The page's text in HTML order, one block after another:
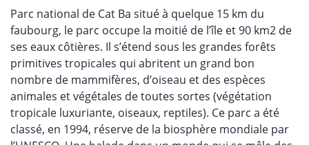
Parc national de Cat Ba situé à quelque 15 km du
faubourg, le parc occupe la moitié de l’île et 90 km2 de
ses eaux côtières. Il s’étend sous les grandes forêts
primitives tropicales qui abritent un grand bon
nombre de mammifères, d’oiseau et des espèces
animales et végétales de toutes sortes (végétation
tropicale luxuriante, oiseaux, reptiles). Ce parc a été
classé, en 1994, réserve de la biosphère mondiale par